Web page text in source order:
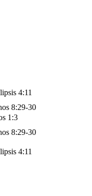
4:11
8:29-30
1:3
8:29-30
4:11